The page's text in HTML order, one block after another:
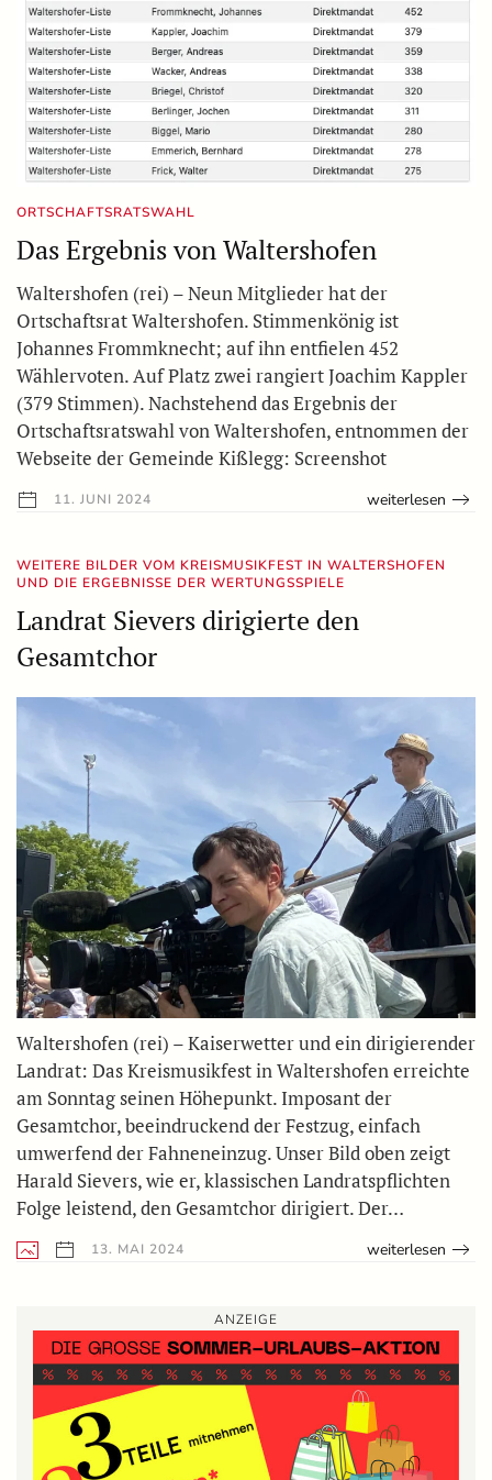
ORTSCHAFTSRATSWAHL
Das Ergebnis von Waltershofen
Waltershofen (rei) – Neun Mitglieder hat der
Ortschaftsrat Waltershofen. Stimmenkönig ist
Johannes Frommknecht; auf ihn entfielen 452
Wählervoten. Auf Platz zwei rangiert Joachim Kappler
(379 Stimmen). Nachstehend das Ergebnis der
Ortschaftsratswahl von Waltershofen, entnommen der
Webseite der Gemeinde Kißlegg: Screenshot
11. JUNI 2024 weiterlesen
WEITERE BILDER VOM KREISMUSIKFEST IN WALTERSHOFEN
UND DIE ERGEBNISSE DER WERTUNGSSPIELE
Landrat Sievers dirigierte den
Gesamtchor
Waltershofen (rei) – Kaiserwetter und ein dirigierender
Landrat: Das Kreismusikfest in Waltershofen erreichte
am Sonntag seinen Höhepunkt. Imposant der
Gesamtchor, beeindruckend der Festzug, einfach
umwerfend der Fahneneinzug. Unser Bild oben zeigt
Harald Sievers, wie er, klassischen Landratspflichten
Folge leistend, den Gesamtchor dirigiert. Der…
13. MAI 2024 weiterlesen
ANZEIGE